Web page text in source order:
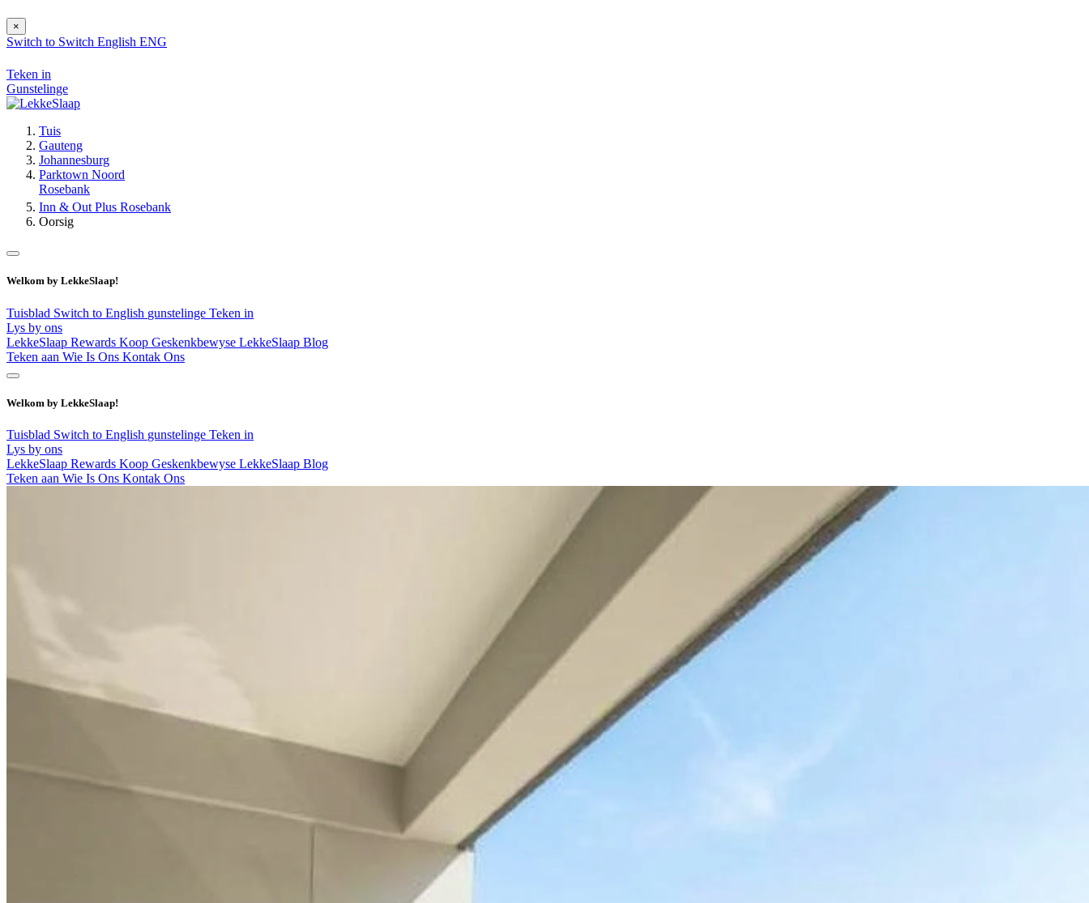
×
Switch to Switch English ENG
Teken in
Gunstelinge
Tuis
Gauteng
Johannesburg
Parktown Noord
Rosebank
Inn & Out Plus Rosebank
Oorsig
Welkom by LekkeSlaap!
Tuisblad Switch to English gunstelinge Teken in
Lys by ons
LekkeSlaap Rewards Koop Geskenkbewyse LekkeSlaap Blog
Teken aan Wie Is Ons Kontak Ons
Welkom by LekkeSlaap!
Tuisblad Switch to English gunstelinge Teken in
Lys by ons
LekkeSlaap Rewards Koop Geskenkbewyse LekkeSlaap Blog
Teken aan Wie Is Ons Kontak Ons